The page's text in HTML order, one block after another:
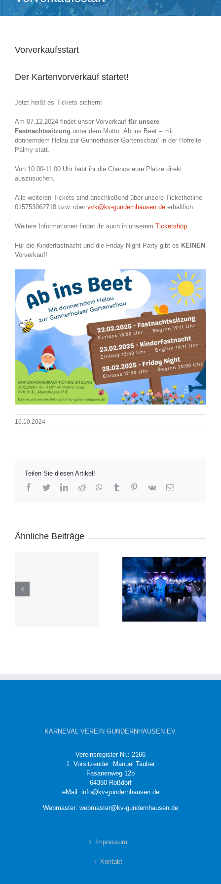
Vorverkaufsstart
Der Kartenvorverkauf startet!
Jetzt heißt es Tickets sichern!
Am 07.12.2024 findet unser Vorverkauf für unsere
Fastnachtssitzung unter dem Motto „Ab ins Beet – mit
donnerndem Helau zur Gunnerhaiser Gartenschau“ in der Hofreite
Palmy statt.
Von 10:00-11:00 Uhr habt ihr die Chance eure Plätze direkt
auszusuchen.
Alle weiteren Tickets sind anschließend über unsere Tickethotline
015753062718 bzw. über vvk@kv-gundernhausen.de erhältlich.
Weitere Informationen findet ihr auch in unserem Ticketshop
Für die Kinderfastnacht und die Friday Night Party gibt es KEINEN
Vorverkauf!
16.10.2024
Teilen Sie diesen Artikel!
Facebook
TwitterLinkedIn
Reddit Whatsapp
Tumblr Pinterest
Vk Email
Ähnliche Beiträge
Vorverkaufsstart
KARNEVAL VEREIN GUNDERNHAUSEN EV.
Vereinsregister-Nr.: 2166
1. Vorsitzender: Manuel Tauber
Fasanenweg 12b
64380 Roßdorf
eMail: info@kv-gundernhausen.de
Webmaster: webmaster@kv-gundernhausen.de
Impressum
Kontakt